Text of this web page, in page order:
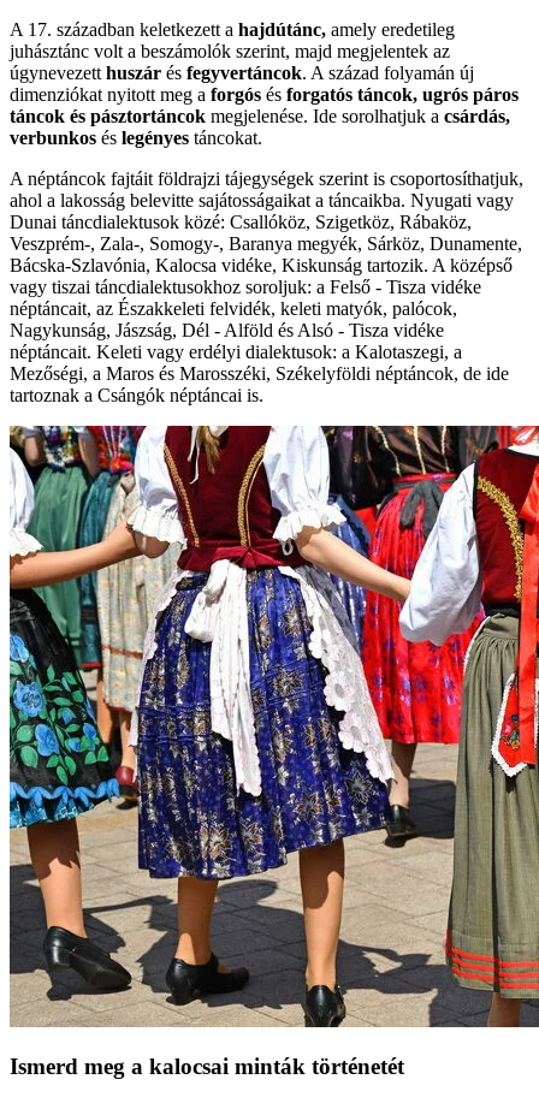
A 17. században keletkezett a hajdútánc, amely eredetileg
juhásztánc volt a beszámolók szerint, majd megjelentek az
úgynevezett huszár és fegyvertáncok. A század folyamán új
dimenziókat nyitott meg a forgós és forgatós táncok, ugrós páros
táncok és pásztortáncok megjelenése. Ide sorolhatjuk a csárdás,
verbunkos és legényes táncokat.
A néptáncok fajtáit földrajzi tájegységek szerint is csoportosíthatjuk,
ahol a lakosság belevitte sajátosságaikat a táncaikba. Nyugati vagy
Dunai táncdialektusok közé: Csallóköz, Szigetköz, Rábaköz,
Veszprém-, Zala-, Somogy-, Baranya megyék, Sárköz, Dunamente,
Bácska-Szlavónia, Kalocsa vidéke, Kiskunság tartozik. A középső
vagy tiszai táncdialektusokhoz soroljuk: a Felső - Tisza vidéke
néptáncait, az Északkeleti felvidék, keleti matyók, palócok,
Nagykunság, Jászság, Dél - Alföld és Alsó - Tisza vidéke
néptáncait. Keleti vagy erdélyi dialektusok: a Kalotaszegi, a
Mezőségi, a Maros és Marosszéki, Székelyföldi néptáncok, de ide
tartoznak a Csángók néptáncai is.
Ismerd meg a kalocsai minták történetét